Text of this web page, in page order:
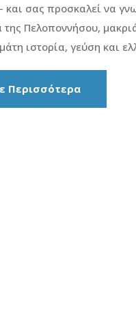
σας προσκαλεί να
της Πελοποννήσου,
ιστορία, γεύση και
Περισσότερα